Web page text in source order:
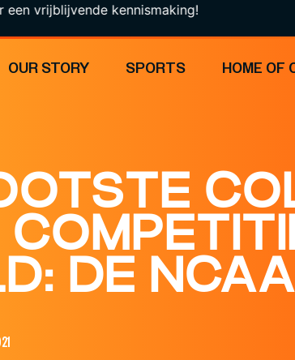
kennismaking!
OUR STORY SPORTS HOME OF
DE